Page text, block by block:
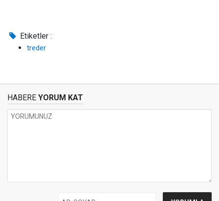
Etiketler :
treder
HABERE YORUM KAT